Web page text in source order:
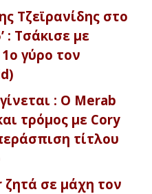
Τζεϊρανίδης στο
: Τσάκισε με
γύρο τον
: Ο Merab
τρόμος με Cory
τίτλου
σε μάχη τον